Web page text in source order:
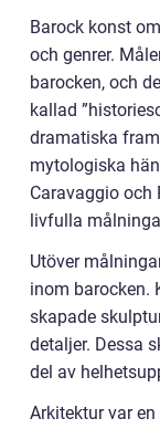
Barock konst
och genrer.
barocken, och
kallad
dramatiska
mytologiska
Caravaggio och
livfulla
Utöver
inom barocken.
skapade
detaljer. Dessa
del av
Arkitektur var